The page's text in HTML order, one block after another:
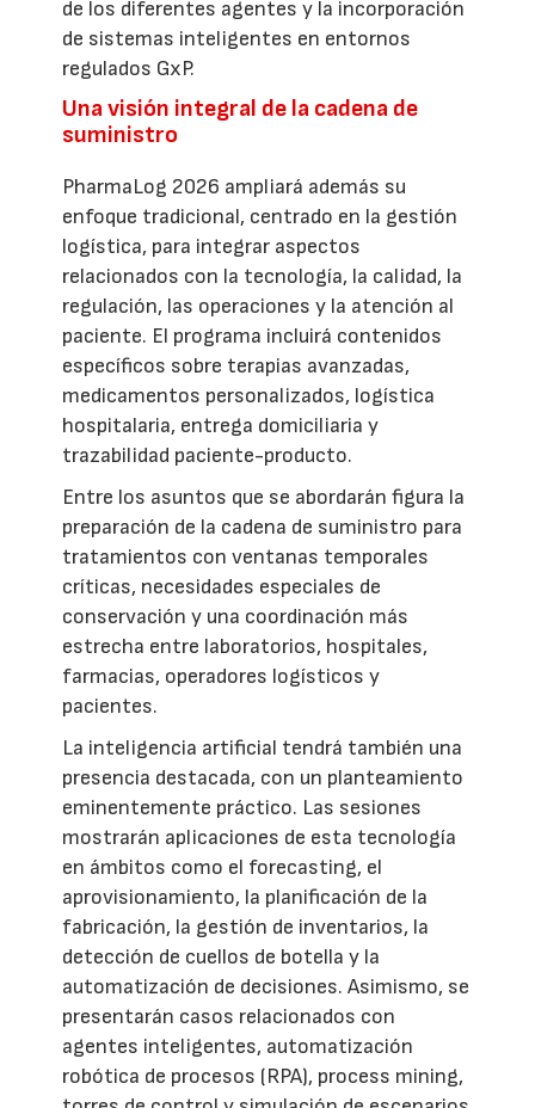
de los diferentes agentes y la incorporación
de sistemas inteligentes en entornos
regulados GxP.
Una visión integral de la cadena de
suministro
PharmaLog 2026 ampliará además su
enfoque tradicional, centrado en la gestión
logística, para integrar aspectos
relacionados con la tecnología, la calidad, la
regulación, las operaciones y la atención al
paciente. El programa incluirá contenidos
específicos sobre terapias avanzadas,
medicamentos personalizados, logística
hospitalaria, entrega domiciliaria y
trazabilidad paciente-producto.
Entre los asuntos que se abordarán figura la
preparación de la cadena de suministro para
tratamientos con ventanas temporales
críticas, necesidades especiales de
conservación y una coordinación más
estrecha entre laboratorios, hospitales,
farmacias, operadores logísticos y
pacientes.
La inteligencia artificial tendrá también una
presencia destacada, con un planteamiento
eminentemente práctico. Las sesiones
mostrarán aplicaciones de esta tecnología
en ámbitos como el forecasting, el
aprovisionamiento, la planificación de la
fabricación, la gestión de inventarios, la
detección de cuellos de botella y la
automatización de decisiones. Asimismo, se
presentarán casos relacionados con
agentes inteligentes, automatización
robótica de procesos (RPA), process mining,